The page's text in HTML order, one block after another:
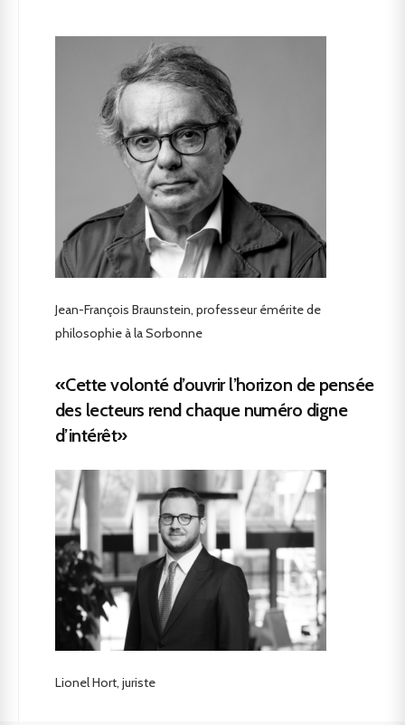
Jean-François Braunstein, professeur émérite de
philosophie à la Sorbonne
«Cette volonté d’ouvrir l’horizon de pensée
des lecteurs rend chaque numéro digne
d’intérêt»
Lionel Hort, juriste